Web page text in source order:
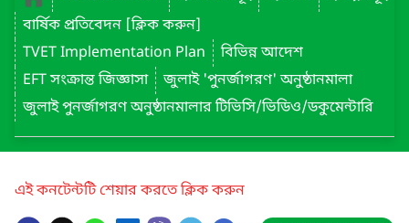
বার্ষিক প্রতিবেদন [ক্লিক করুন]
TVET Implementation Plan
বিভিন্ন আদেশ
EFT সংক্রান্ত জিজ্ঞাসা
জুলাই 'পুনর্জাগরণ' অনুষ্ঠানমালা
জুলাই পুনর্জাগরণ অনুষ্ঠানমালার টিভিসি/ভিডিও/ডকুমেন্টারি
এই কনটেন্টটি শেয়ার করতে ক্লিক করুন